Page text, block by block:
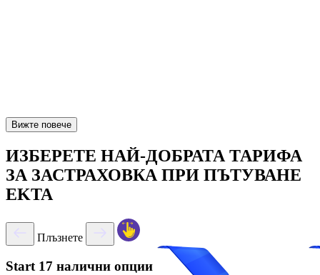
Вижте повече
ИЗБЕРЕТЕ НАЙ-ДОБРАТА ТАРИФА
ЗА ЗАСТРАХОВКА ПРИ ПЪТУВАНЕ
EKTA
Плъзнете
Start 17 налични опции